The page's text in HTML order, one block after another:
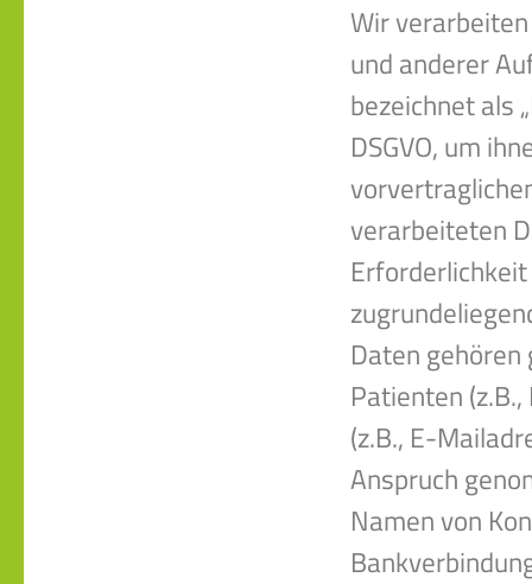
Wir
und anderer
bezeichnet als
DSGVO, um
verarbeiteten
Daten
Patienten
(z.B., E-
Anspruch
Namen von